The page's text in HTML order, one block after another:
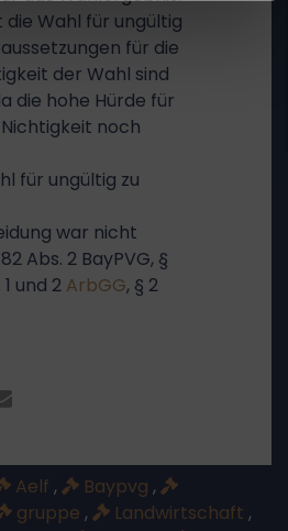
Wahl für ungültig
für die
der Wahl sind
die hohe Hürde für
noch
für ungültig zu
war nicht
Abs. 2 BayPVG, §
und 2 ArbGG, § 2
Aelf , Baypvg ,
gruppe , Landwirtschaft ,